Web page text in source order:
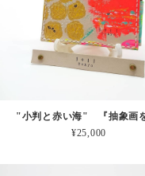
¥25,000